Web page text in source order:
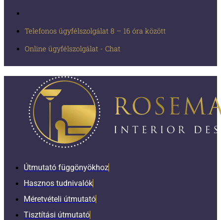
Telefonos ügyfélszolgálat 8 – 16 óra között
Online ügyfélszolgálat - Chat
Útmutató függönyökhoz
Hasznos tudnivalók
Méretvételi útmutató
Tisztítási útmutató